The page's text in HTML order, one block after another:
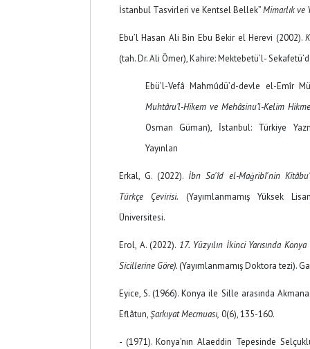
İstanbul Tasvirleri ve Kentsel Bellek”Mimarlık ve
Ebu’l Hasan Ali Bin Ebu Bekir el Herevi (2002).K
(tah. Dr. Ali Ömer), Kahire: Mektebetü’l-
Ebü’l-Vefâ Mahmûdü’d-devle el-Emîr
Muhtâru’l-Hikem ve Mehâsinu’l-Kelim
Osman Güman), İstanbul: Türkiye
Yayınları
Erkal, G. (2022). İbn Sa'îd el-Maġribî'nin
Türkçe Çevirisi. (Yayımlanmamış Yüksek
Üniversitesi.
Erol, A. (2022). 17. Yüzyılın İkinci Yarısında
Sicillerine Göre).(Yayımlanmamış Doktora tezi).
Eyice, S. (1966). Konya ile Sille arasında
Eflâtun,Şarkıyat Mecmuası, 0(6), 135-160.
- (1971). Konya'nın Alaeddin Tepesinde